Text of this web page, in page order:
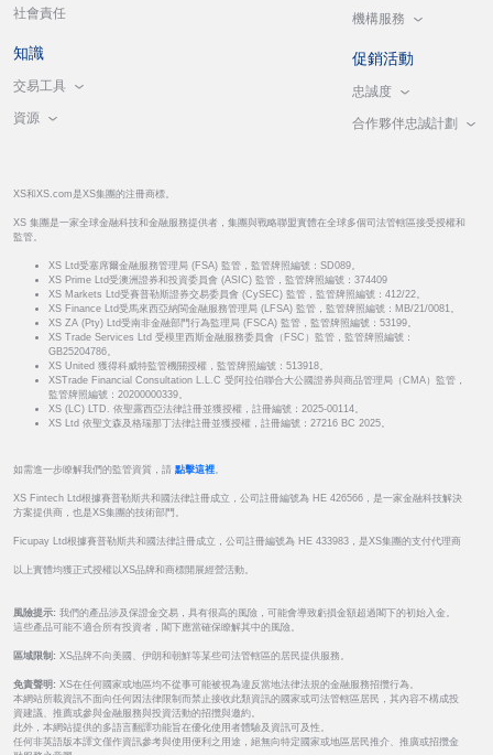
社會責任
知識
交易工具
資源
機構服務
促銷活動
忠誠度
合作夥伴忠誠計劃
XS和XS.com是XS集團的注冊商標。
XS 集團是一家全球金融科技和金融服務提供者，集團與戰略聯盟實體在全球多個司法管轄區接受授權和
監管。
XS Ltd受塞席爾金融服務管理局 (FSA) 監管，監管牌照編號：SD089。
XS Prime Ltd受澳洲證券和投資委員會 (ASIC) 監管，監管牌照編號：374409
XS Markets Ltd受賽普勒斯證券交易委員會 (CySEC) 監管，監管牌照編號：412/22。
XS Finance Ltd受馬來西亞納閩金融服務管理局 (LFSA) 監管，監管牌照編號：MB/21/0081。
XS ZA (Pty) Ltd受南非金融部門行為監理局 (FSCA) 監管，監管牌照編號：53199。
XS Trade Services Ltd 受模里西斯金融服務委員會（FSC）監管，監管牌照編號：
GB25204786。
XS United 獲得科威特監管機關授權，監管牌照編號：513918。
XSTrade Financial Consultation L.L.C 受阿拉伯聯合大公國證券與商品管理局（CMA）監管，
監管牌照編號：20200000339。
XS (LC) LTD. 依聖露西亞法律註冊並獲授權，註冊編號：2025-00114。
XS Ltd 依聖文森及格瑞那丁法律註冊並獲授權，註冊編號：27216 BC 2025。
如需進一步瞭解我們的監管資質，請 點擊這裡。
XS Fintech Ltd根據賽普勒斯共和國法律註冊成立，公司註冊編號為 HE 426566，是一家金融科技解決
方案提供商，也是XS集團的技術部門。
Ficupay Ltd根據賽普勒斯共和國法律註冊成立，公司註冊編號為 HE 433983，是XS集團的支付代理商
以上實體均獲正式授權以XS品牌和商標開展經營活動。
風險提示: 我們的產品涉及保證金交易，具有很高的風險，可能會導致虧損金額超過閣下的初始入金。
這些產品可能不適合所有投資者，閣下應當確保瞭解其中的風險。
區域限制: XS品牌不向美國、伊朗和朝鮮等某些司法管轄區的居民提供服務。
免責聲明: XS在任何國家或地區均不從事可能被視為違反當地法律法規的金融服務招攬行為。
本網站所載資訊不面向任何因法律限制而禁止接收此類資訊的國家或司法管轄區居民，其內容不構成投
資建議、推薦或參與金融服務與投資活動的招攬與邀約。
此外，本網站提供的多語言翻譯功能旨在優化使用者體驗及資訊可及性。
任何非英語版本譯文僅作資訊參考與使用便利之用途，絕無向特定國家或地區居民推介、推廣或招攬金